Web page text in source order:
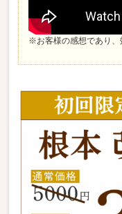
※お客様の感想であり、